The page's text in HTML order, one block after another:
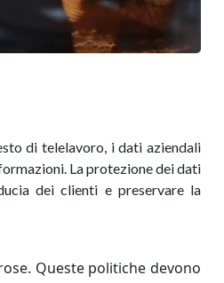
di telelavoro, i dati aziendali
La protezione dei dati
dei clienti e preservare la
Queste politiche devono